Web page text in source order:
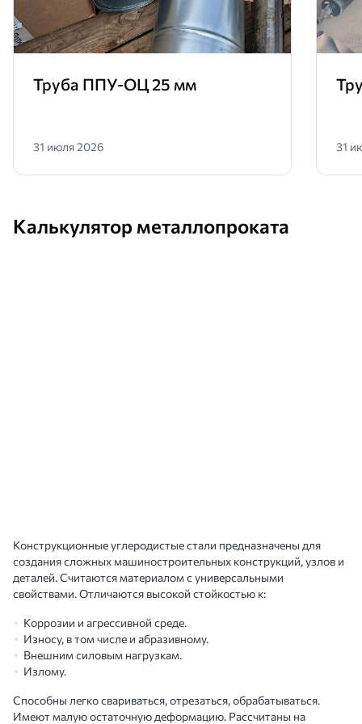
Труба ППУ-ОЦ 25 мм
31 июля 2026 31
Калькулятор металлопроката
Конструкционные углеродистые стали предназначены для
создания сложных машиностроительных конструкций, узлов и
деталей. Считаются материалом с универсальными
свойствами. Отличаются высокой стойкостью к:
Коррозии и агрессивной среде.
Износу, в том числе и абразивному.
Внешним силовым нагрузкам.
Излому.
Способны легко свариваться, отрезаться, обрабатываться.
Имеют малую остаточную деформацию. Рассчитаны на